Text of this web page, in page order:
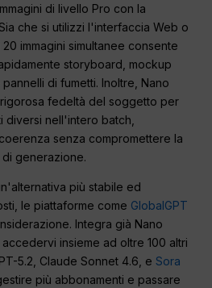
di livello Pro con la
che si utilizzi l'interfaccia Web o
immagini simultanee consente
storyboard, mockup
di fumetti. Inoltre, Nano
rigorosa fedeltà del soggetto per
diversi nell'intero batch,
senza compromettere la
generazione.
più stabile ed
le piattaforme come GlobalGPT
Integra già Nano
insieme ad oltre 100 altri
5.2, Claude Sonnet 4.6, eSora
più abbonamenti e passare